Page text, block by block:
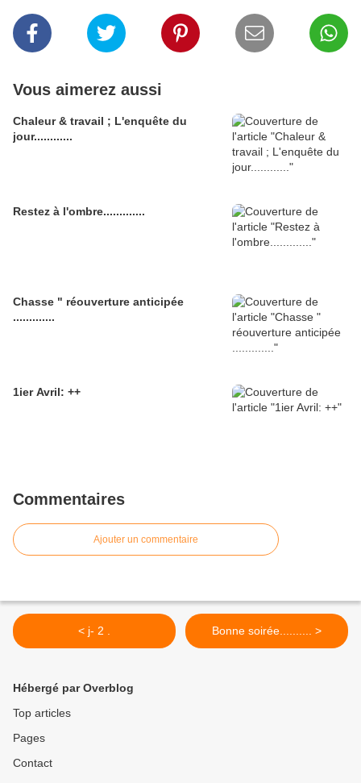
Vous aimerez aussi
Chaleur & travail ; L'enquête du
jour............
Restez à l'ombre.............
Chasse " réouverture anticipée
.............
1ier Avril: ++
Commentaires
Ajouter un commentaire
< j- 2 . Bonne soirée.......... >
Hébergé par Overblog
Top articles
Pages
Contact